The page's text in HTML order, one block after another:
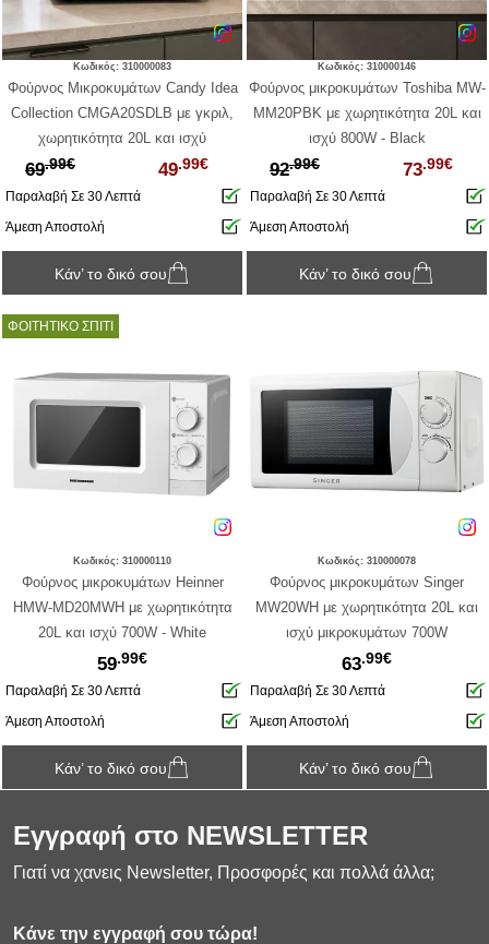
Κωδικός: 310000083
Φούρνος Μικροκυμάτων Candy Idea
Collection CMGA20SDLB με γκριλ,
χωρητικότητα 20L και ισχύ
μικροκυμάτων 700W
69.99€ 49.99€
Παραλαβή Σε 30 Λεπτά
Άμεση Αποστολή
Κάν’ το δικό σου
Κωδικός: 310000146
Φούρνος μικροκυμάτων Toshiba MW-
MM20PBK με χωρητικότητα 20L και
ισχύ 800W - Black
92.99€ 73.99€
Παραλαβή Σε 30 Λεπτά
Άμεση Αποστολή
Κάν’ το δικό σου
ΦΟΙΤΗΤΙΚΟ ΣΠΙΤΙ
Κωδικός: 310000110
Φούρνος μικροκυμάτων Heinner
HMW-MD20MWH με χωρητικότητα
20L και ισχύ 700W - White
59.99€
Παραλαβή Σε 30 Λεπτά
Άμεση Αποστολή
Κάν’ το δικό σου
Κωδικός: 310000078
Φούρνος μικροκυμάτων Singer
MW20WH με χωρητικότητα 20L και
ισχύ μικροκυμάτων 700W
63.99€
Παραλαβή Σε 30 Λεπτά
Άμεση Αποστολή
Κάν’ το δικό σου
Εγγραφή στο NEWSLETTER
Γιατί να χανεις Newsletter, Προσφορές και πολλά άλλα;
Κάνε την εγγραφή σου τώρα!